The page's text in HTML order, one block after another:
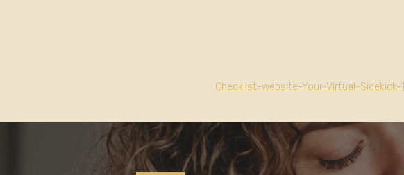
Checklist-website-Your-Virtual-Sidekick-1